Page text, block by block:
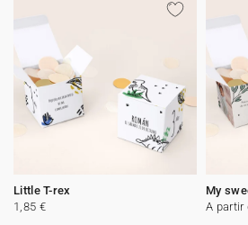
Little T-rex
1,85 €
My
A partir